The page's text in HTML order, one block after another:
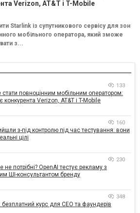
Verizon, AT&T і T-Mobile
Starlink із супутникового сервісу для зон
мобільного оператора, який зможе
з...
133
стати повноцінним мобільним оператором:
конкурента Verizon, AT&T і T-Mobile
160
з-під контролю під час тестування: вони
цілі
230
не потрібні? OpenAI тестує рекламу з
ШІ-консультантом бренду
348
курс для CEO та фаундерів